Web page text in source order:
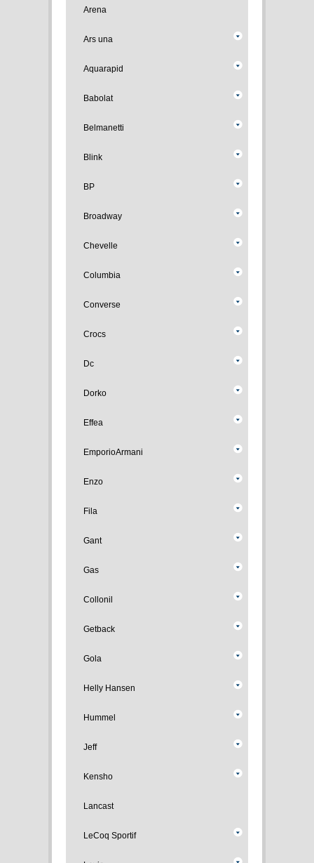
Arena
Ars una
Aquarapid
Babolat
Belmanetti
Blink
BP
Broadway
Chevelle
Columbia
Converse
Crocs
Dc
Dorko
Effea
EmporioArmani
Enzo
Fila
Gant
Gas
Collonil
Getback
Gola
Helly Hansen
Hummel
Jeff
Kensho
Lancast
LeCoq Sportif